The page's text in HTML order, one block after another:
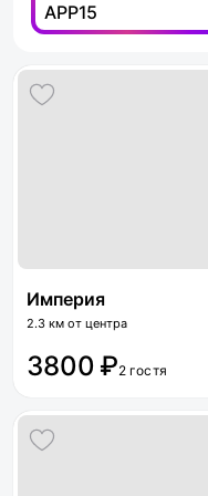
APP15
Империя
2.3 км от центра
3800 ₽2 гостя